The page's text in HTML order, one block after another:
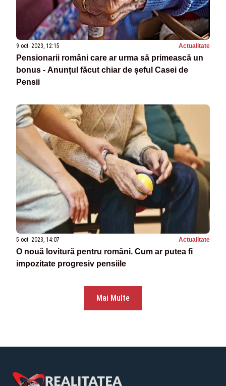
9 oct. 2023, 12:15 Actualitate
Pensionarii români care ar urma să primească un
bonus - Anunțul făcut chiar de șeful Casei de
Pensii
5 oct. 2023, 14:07 Actualitate
O nouă lovitură pentru români. Cum ar putea fi
impozitate progresiv pensiile
Mai Multe